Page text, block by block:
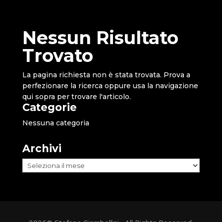
Nessun Risultato
Trovato
La pagina richiesta non è stata trovata. Prova a
perfezionare la ricerca oppure usa la navigazione
qui sopra per trovare l'articolo.
Categorie
Nessuna categoria
Archivi
Archivi